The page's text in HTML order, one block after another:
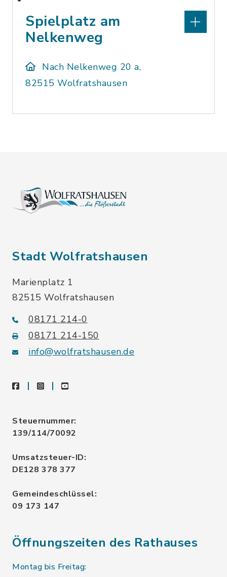
Spielplatz am
Nelkenweg
Nach Nelkenweg 20 a,
82515 Wolfratshausen
Stadt Wolfratshausen
Marienplatz 1
82515 Wolfratshausen
08171 214-0
08171 214-150
info@wolfratshausen.de
facebookinstagramyoutube
Steuernummer:
139/114/70092
Umsatzsteuer-ID:
DE128 378 377
Gemeindeschlüssel:
09 173 147
Öffnungszeiten des Rathauses
Montag bis Freitag: